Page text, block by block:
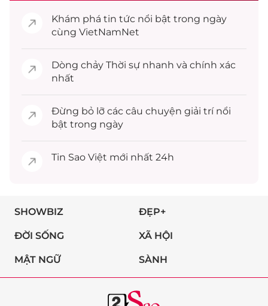
Khám phá tin tức nổi bật trong ngày
cùng VietNamNet
Dòng chảy Thời sự nhanh và chính xác
nhất
Đừng bỏ lỡ các câu chuyện giải trínổi
bật trong ngày
Tin Sao Việt mới nhất 24h
SHOWBIZ ĐẸP+
ĐỜI SỐNG XÃ HỘI
MẬT NGỮ SÀNH